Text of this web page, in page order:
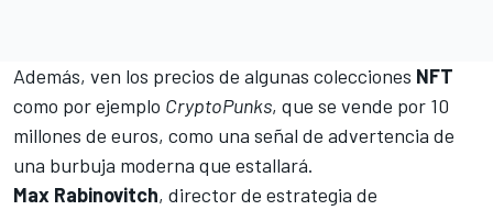
Además, ven los precios de algunas colecciones NFT
como por ejemplo CryptoPunks, que se vende por 10
millones de euros, como una señal de advertencia de
una burbuja moderna que estallará.
Max Rabinovitch, director de estrategia de